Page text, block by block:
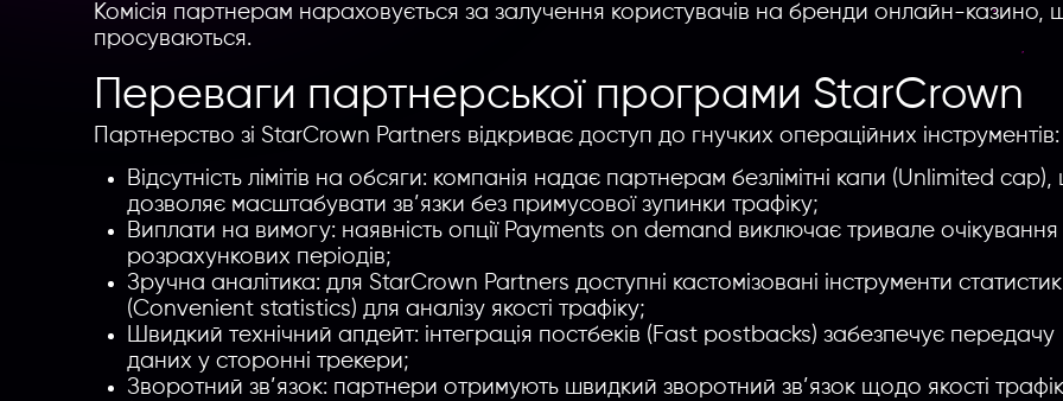
Комісія партнерам нараховується за залучення користувачів на бренди онлайн-казино,
просуваються.
Переваги партнерської програми StarCrown
Партнерство зі StarCrown Partners відкриває доступ до гнучких операційних інструментів:
Відсутність лімітів на обсяги: компанія надає партнерам безлімітні капи (Unlimited
дозволяє масштабувати зв’язки без примусової зупинки трафіку;
Виплати на вимогу: наявність опції Payments on demand виключає тривале очікування
розрахункових періодів;
Зручна аналітика: для StarCrown Partners доступні кастомізовані інструменти
(Convenient statistics) для аналізу якості трафіку;
Швидкий технічний апдейт: інтеграція постбеків (Fast postbacks) забезпечує передачу
даних у сторонні трекери;
Зворотний зв’язок: партнери отримують швидкий зворотний зв’язок щодо якості